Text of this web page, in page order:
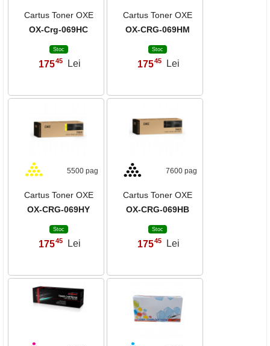
Cartus Toner OXE
OX-Crg-069HC
Stoc
17545 Lei
Cartus Toner OXE
OX-CRG-069HM
Stoc
17545 Lei
5500 pag
Cartus Toner OXE
OX-CRG-069HY
Stoc
17545 Lei
7600 pag
Cartus Toner OXE
OX-CRG-069HB
Stoc
17545 Lei